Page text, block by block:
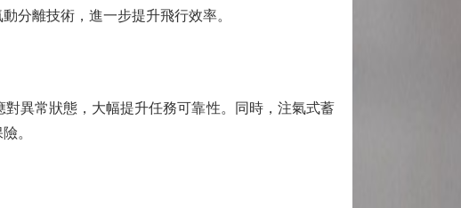
分離技術，進一步提升飛行效率。
異常狀態，大幅提升任務可靠性。同時，注氣式蓄
。